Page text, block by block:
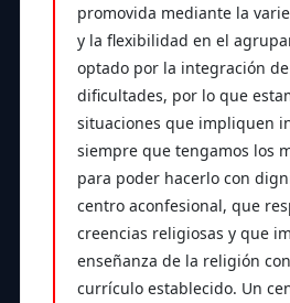
promovida mediante la
y la flexibilidad en el
optado por la integración
dificultades, por lo que
situaciones que impliquen
siempre que tengamos los
para poder hacerlo con
centro aconfesional, que
creencias religiosas y que
enseñanza de la religión
currículo establecido. Un